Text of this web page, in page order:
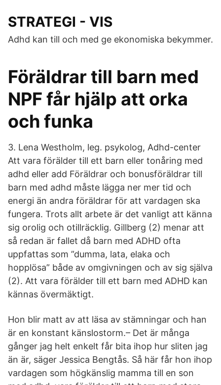
STRATEGI - VIS
Adhd kan till och med ge ekonomiska bekymmer.
Föräldrar till barn med
NPF får hjälp att orka
och funka
3. Lena Westholm, leg. psykolog, Adhd-center
Att vara förälder till ett barn eller tonåring med
adhd eller add Föräldrar och bonusföräldrar till
barn med adhd måste lägga ner mer tid och
energi än andra föräldrar för att vardagen ska
fungera. Trots allt arbete är det vanligt att känna
sig orolig och otillräcklig. Gillberg (2) menar att
så redan är fallet då barn med ADHD ofta
uppfattas som ”dumma, lata, elaka och
hopplösa” både av omgivningen och av sig själva
(2). Att vara förälder till ett barn med ADHD kan
kännas övermäktigt.
Hon blir matt av att läsa av stämningar och han
är en konstant känslostorm.– Det är många
gånger jag helt enkelt får bita ihop hur sliten jag
än är, säger Jessica Bengtås. Så här får hon ihop
vardagen som högkänslig mamma till en son